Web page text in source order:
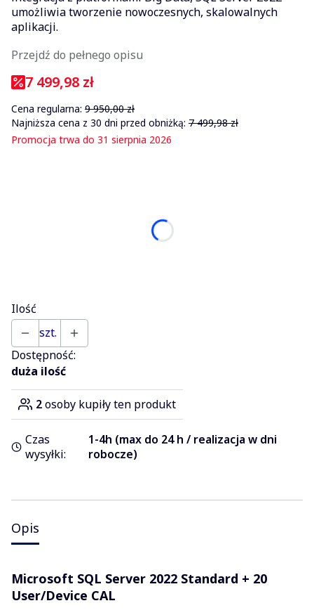
umożliwia tworzenie nowoczesnych, skalowalnych
aplikacji.
Przejdź do pełnego opisu
7 499,98 zł
Cena regularna: 9 950,00 zł
Najniższa cena z 30 dni przed obniżką: 7 499,98 zł
Promocja trwa do 31 sierpnia 2026
Ilość
szt.
Dostępność:
duża ilość
2osoby kupiły ten produkt
Czas
wysyłki:
1-4h (max do 24 h / realizacja w dni
robocze)
Opis
Microsoft SQL Server 2022 Standard + 20
User/Device CAL